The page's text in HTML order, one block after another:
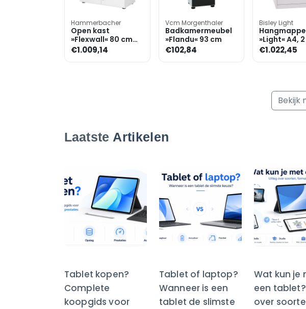
Hammerbacher
Open kast
»Flexwall« 80 cm
breed 3 OH stalen
frame 2 laden
€1.009,14
Vcm Morgenthaler
Badkamermeubel
»Flandu« 93 cm
€102,84
Bisley Light
»Light« A4,
laden
€1.022,45
Bekijk
Laatste Artikelen
Tablet kopen?
Complete
koopgids voor
Tablet of laptop?
Wanneer is een
tablet de slimste
Wat kun je
een
over